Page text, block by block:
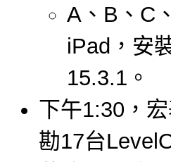
A、B、C
iPad，安
15.3.1。
下午1:30，
勘17台